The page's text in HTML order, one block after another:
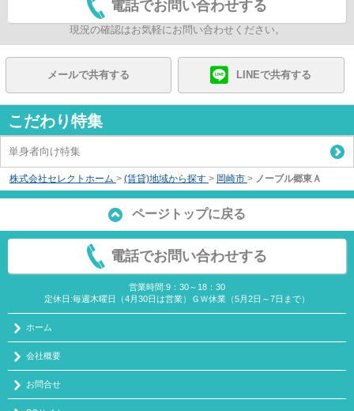
電話でお問い合わせする
現況の確認はお気軽にお問い合わせください。
メールで共有する LINEで共有する
こだわり特集
単身者向け特集
株式会社セレクトホーム > (賃貸)地域から探す > 岡崎市 > ノーブル郷東Ａ
ページトップに戻る
電話でお問い合わせする
営業時間:9：30～18：30
定休日:毎週木曜日（4月30日は営業）ＧＷ休業（5月2日～7日まで）
ホーム
会社概要
お問合せ